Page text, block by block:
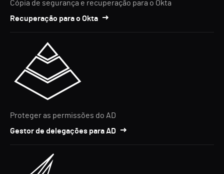
Cópia de segurança e recuperação para o Okta
Recuperação para o Okta
Proteger as permissões do AD
Gestor de delegações para AD